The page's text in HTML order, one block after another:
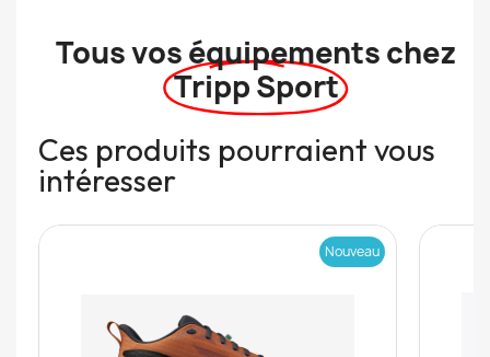
Tous vos équipements chez
Tripp Sport
Ces produits pourraient vous
intéresser
Nouveau